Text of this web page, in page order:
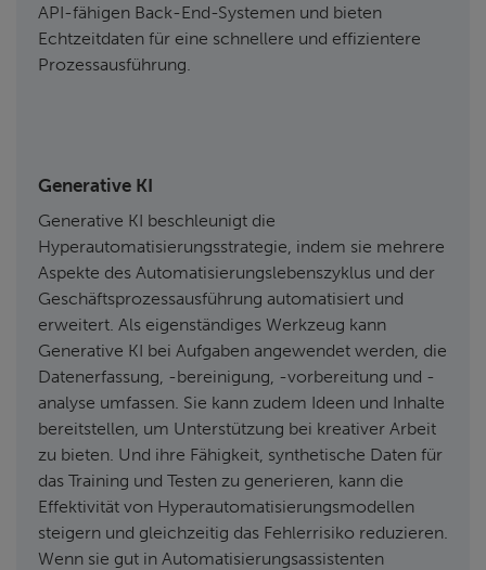
API-fähigen Back-End-Systemen und bieten
Echtzeitdaten für eine schnellere und effizientere
Prozessausführung.
Generative KI
Generative KI beschleunigt die
Hyperautomatisierungsstrategie, indem sie mehrere
Aspekte des Automatisierungslebenszyklus und der
Geschäftsprozessausführung automatisiert und
erweitert. Als eigenständiges Werkzeug kann
Generative KI bei Aufgaben angewendet werden, die
Datenerfassung, -bereinigung, -vorbereitung und -
analyse umfassen. Sie kann zudem Ideen und Inhalte
bereitstellen, um Unterstützung bei kreativer Arbeit
zu bieten. Und ihre Fähigkeit, synthetische Daten für
das Training und Testen zu generieren, kann die
Effektivität von Hyperautomatisierungsmodellen
steigern und gleichzeitig das Fehlerrisiko reduzieren.
Wenn sie gut in Automatisierungsassistenten